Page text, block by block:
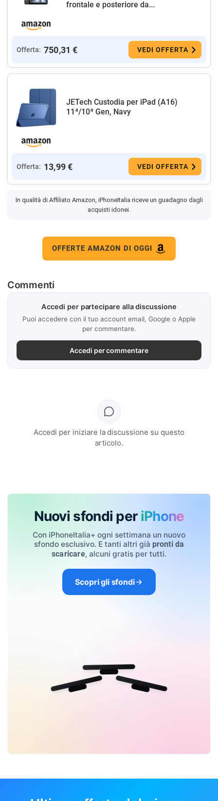
frontale e posteriore da...
Offerta: 750,31 € VEDI OFFERTA
JETech Custodia per iPad (A16)
11ª/10ª Gen, Navy
Offerta: 13,99 € VEDI OFFERTA
In qualità di Affiliato Amazon, iPhoneItalia riceve un guadagno dagli
acquisti idonei.
OFFERTE AMAZON DI OGGI
Commenti
Accedi per partecipare alla discussione
Puoi accedere con il tuo account email, Google o Apple
per commentare.
Accedi per commentare
Accedi per iniziare la discussione su questo
articolo.
Nuovi sfondi per iPhone
Con iPhoneItalia+ ogni settimana un nuovo
sfondo esclusivo. E tanti altri già pronti da
scaricare, alcuni gratis per tutti.
Scopri gli sfondi